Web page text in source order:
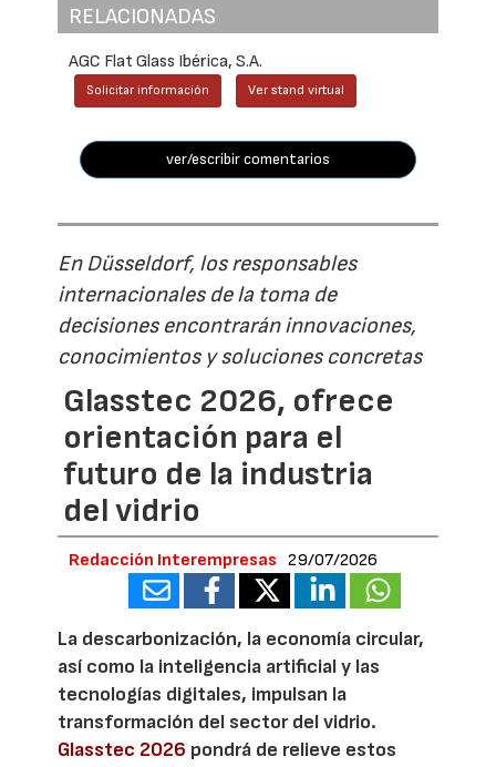
RELACIONADAS
AGC Flat Glass Ibérica, S.A.
Solicitar información Ver stand virtual
ver/escribir comentarios
En Düsseldorf, los responsables
internacionales de la toma de
decisiones encontrarán innovaciones,
conocimientos y soluciones concretas
Glasstec 2026, ofrece
orientación para el
futuro de la industria
del vidrio
Redacción Interempresas 29/07/2026
La descarbonización, la economía circular,
así como la inteligencia artificial y las
tecnologías digitales, impulsan la
transformación del sector del vidrio.
Glasstec 2026 pondrá de relieve estos